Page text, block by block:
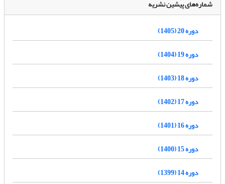
شماره‌های پیشین نشریه
دوره 20 (1405)
دوره 19 (1404)
دوره 18 (1403)
دوره 17 (1402)
دوره 16 (1401)
دوره 15 (1400)
دوره 14 (1399)